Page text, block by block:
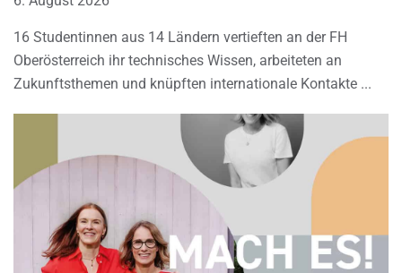
16 Studentinnen aus 14 Ländern vertieften an der FH
Oberösterreich ihr technisches Wissen, arbeiteten an
Zukunftsthemen und knüpften internationale Kontakte